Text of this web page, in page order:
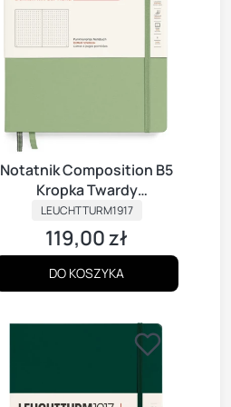
Notatnik Composition B5
Kropka Twardy
SZAŁWIOWY
PRODUCENT
LEUCHTTURM1917
Cena
119,00 zł
DO KOSZYKA